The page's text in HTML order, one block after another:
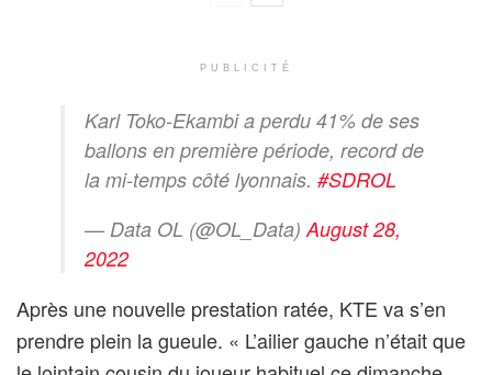
PUBLICITÉ
Karl Toko-Ekambi a perdu 41% de ses
ballons en première période, record de
la mi-temps côté lyonnais. #SDROL
— Data OL (@OL_Data)August 28,
2022
Après une nouvelle prestation ratée, KTE va s’en
prendre plein la gueule. « L’ailier gauche n’était que